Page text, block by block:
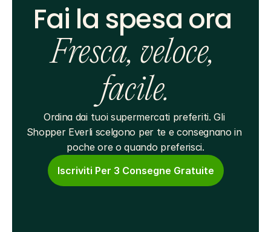
Fai la spesa ora
Fresca, veloce,
facile.
Ordina dai tuoi supermercati preferiti. Gli
Shopper Everli scelgono per te e consegnano in
poche ore o quando preferisci.
Iscriviti Per 3 Consegne Gratuite